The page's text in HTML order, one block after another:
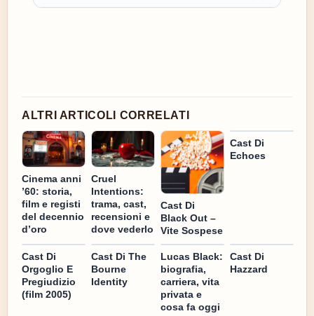
ALTRI ARTICOLI CORRELATI
Cinema anni
’60: storia,
film e registi
del decennio
d’oro
Cruel
Intentions:
trama, cast,
recensioni e
dove vederlo
Cast Di
Black Out –
Vite Sospese
Cast Di
Echoes
Cast Di
Orgoglio E
Pregiudizio
(film 2005)
Cast Di The
Bourne
Identity
Lucas Black:
biografia,
carriera, vita
privata e
cosa fa oggi
Cast Di
Hazzard